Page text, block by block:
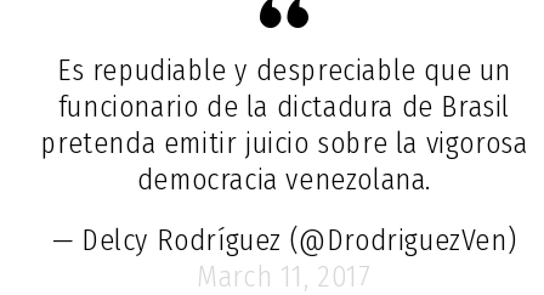
Es repudiable y despreciable que un
funcionario de la dictadura de Brasil
pretenda emitir juicio sobre la vigorosa
democracia venezolana.
— Delcy Rodríguez (@DrodriguezVen)
March 11, 2017